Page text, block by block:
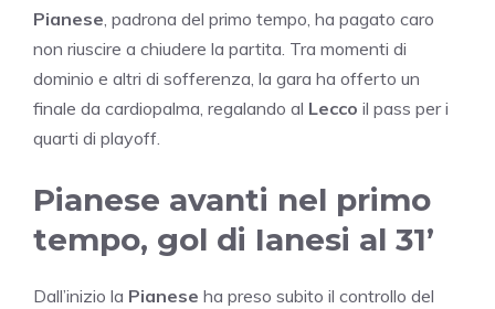
Pianese , padrona del primo tempo, ha pagato caro
non riuscire a chiudere la partita. Tra momenti di
dominio e altri di sofferenza, la gara ha offerto un
finale da cardiopalma, regalando al Lecco il pass per i
quarti di playoff.
Pianese avanti nel primo
tempo, gol di Ianesi al 31’
Dall’inizio la Pianese ha preso subito il controllo del